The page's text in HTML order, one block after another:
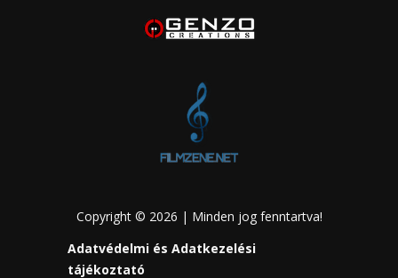
Copyright © 2026 | Minden jog fenntartva!
Adatvédelmi és Adatkezelési
tájékoztató